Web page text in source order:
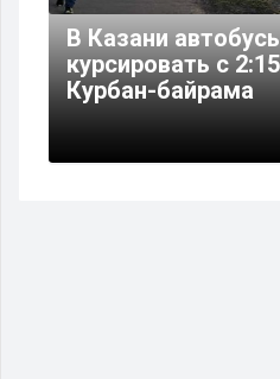
В Казани
курсировать с
Курбан-байрама